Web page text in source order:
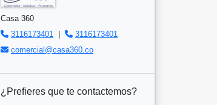
Casa 360
3116173401
3116173401
comercial@casa360.co
¿Prefieres que te contactemos?